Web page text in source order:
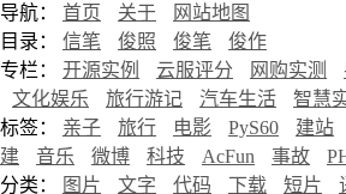
导航： 首页 关于
网站地图
目录： 信笔 俊照 俊笔
俊作
专栏： 开源实例 云服评分 网购实测
文化娱乐
旅行游记 汽车生活 智慧
标签： 亲子 旅行 电影 PyS60 建站
建
音乐 微博 科技 AcFun 事故
分类：
图片 文字 代码 下载 短片